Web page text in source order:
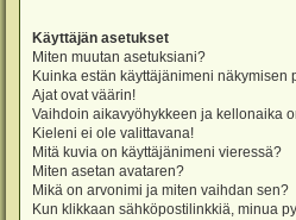
Käyttäjän asetukset
Miten muutan asetuksiani?
Kuinka estän käyttäjänimeni
Ajat ovat väärin!
Vaihdoin aikavyöhykkeen ja kellonaika
Kieleni ei ole valittavana!
Mitä kuvia on käyttäjänimeni vieressä?
Miten asetan avataren?
Mikä on arvonimi ja miten vaihdan sen?
Kun klikkaan sähköpostilinkkiä, minua